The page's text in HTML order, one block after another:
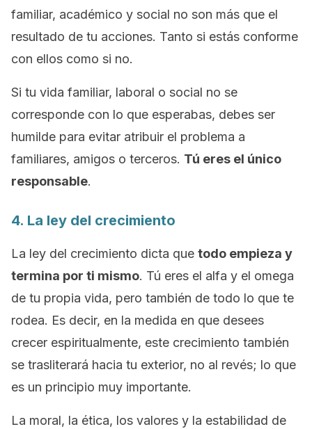
familiar, académico y social no son más que el
resultado de tu acciones. Tanto si estás conforme
con ellos como si no.
Si tu vida familiar, laboral o social no se
corresponde con lo que esperabas, debes ser
humilde para evitar atribuir el problema a
familiares, amigos o terceros. Tú eres el único
responsable.
4. La ley del crecimiento
La ley del crecimiento dicta que todo empieza y
termina por ti mismo. Tú eres el alfa y el omega
de tu propia vida, pero también de todo lo que te
rodea. Es decir, en la medida en que desees
crecer espiritualmente, este crecimiento también
se trasliterará hacia tu exterior, no al revés; lo que
es un principio muy importante.
La moral, la ética, los valores y la estabilidad de